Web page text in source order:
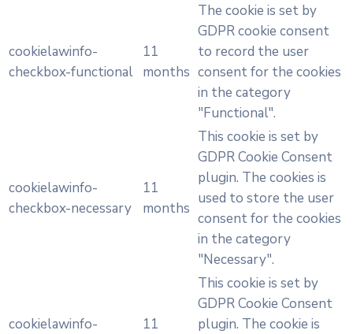
cookielawinfo-
checkbox-functional
11
months
The cookie is set by
GDPR cookie consent
to record the user
consent for the cookies
in the category
"Functional".
cookielawinfo-
checkbox-necessary
11
months
This cookie is set by
GDPR Cookie Consent
plugin. The cookies is
used to store the user
consent for the cookies
in the category
"Necessary".
cookielawinfo-
11
This cookie is set by
GDPR Cookie Consent
plugin. The cookie is